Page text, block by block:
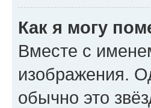
Как я могу
Вместе с
изображения.
обычно это